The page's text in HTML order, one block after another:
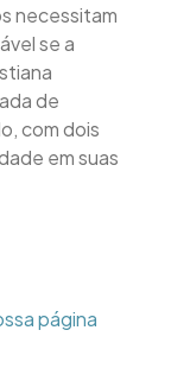
necessitam
se a
de
com dois
em suas
página